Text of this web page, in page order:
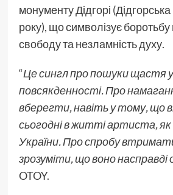
монументу Дідгорі
року), що символізує
свободу та незламність духу.
“Це сингл про пошуки щастя у
повсякденності. Про
вберегти, навіть у тому, що
сьогодні в житті артиста,
України. Про спробу
зрозуміти, що воно насправді
OTOY.